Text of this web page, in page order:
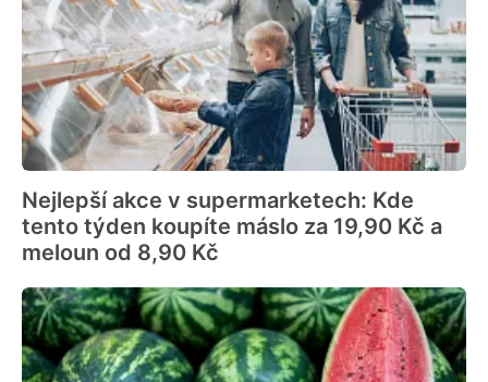
Nejlepší akce v supermarketech: Kde
tento týden koupíte máslo za 19,90 Kč a
meloun od 8,90 Kč